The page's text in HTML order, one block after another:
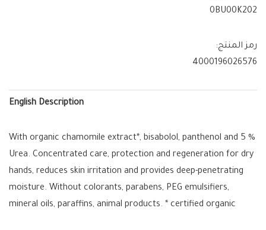
0BU00K202
رمز المنتج:
4000196026576
English Description
With organic chamomile extract*, bisabolol, panthenol and 5 %
Urea. Concentrated care, protection and regeneration for dry
hands, reduces skin irritation and provides deep-penetrating
moisture. Without colorants, parabens, PEG emulsifiers,
mineral oils, paraffins, animal products. * certified organic